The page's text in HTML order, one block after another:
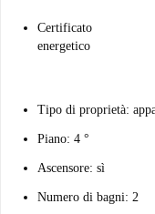
Certificato
energetico
Tipo di proprietà:
Piano: 4 °
Ascensore: sì
Numero di bagni: 2